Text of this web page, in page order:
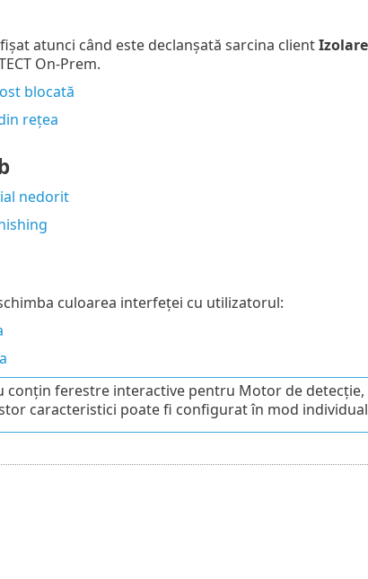
atunci când este declanșată sarcina client
On-Prem.
blocată
rețea
nedorit
culoarea interfeței cu utilizatorul:
conțin ferestre interactive pentru Motor de detecție,
caracteristici poate fi configurat în mod